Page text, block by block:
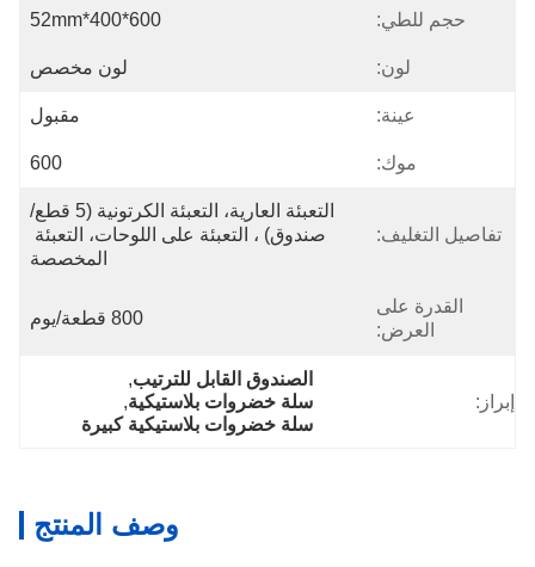
حجم للطي: 600*400*52mm
لون: لون مخصص
عينة: مقبول
موك: 600
تفاصيل التغليف:
التعبئة العارية، التعبئة الكرتونية (5 قطع/
صندوق) ، التعبئة على اللوحات، التعبئة
المخصصة
القدرة على
العرض:
800 قطعة/يوم
إبراز:
الصندوق القابل للترتيب,
سلة خضروات بلاستيكية,
سلة خضروات بلاستيكية كبيرة
وصف المنتج